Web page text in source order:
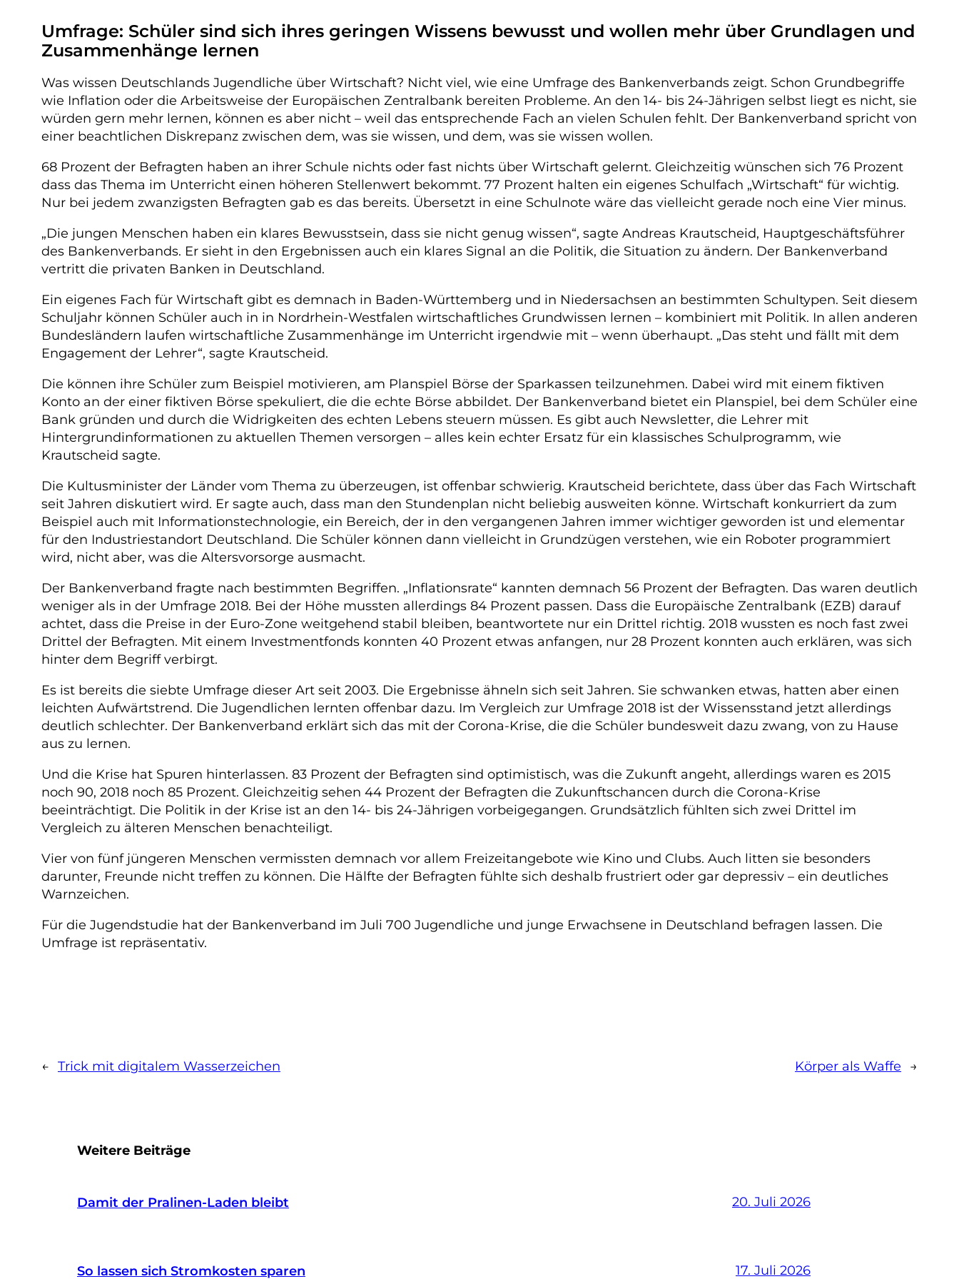
Umfrage: Schüler sind sich ihres geringen Wissens bewusst und wollen mehr über Grundlagen und
Zusammenhänge lernen
Was wissen Deutschlands Jugendliche über Wirtschaft? Nicht viel, wie eine Umfrage des Bankenverbands zeigt. Schon Grundbegriffe
wie Inflation oder die Arbeitsweise der Europäischen Zentralbank bereiten Probleme. An den 14- bis 24-Jährigen selbst liegt es nicht, sie
würden gern mehr lernen, können es aber nicht – weil das entsprechende Fach an vielen Schulen fehlt. Der Bankenverband spricht von
einer beachtlichen Diskrepanz zwischen dem, was sie wissen, und dem, was sie wissen wollen.
68 Prozent der Befragten haben an ihrer Schule nichts oder fast nichts über Wirtschaft gelernt. Gleichzeitig wünschen sich 76 Prozent
dass das Thema im Unterricht einen höheren Stellenwert bekommt. 77 Prozent halten ein eigenes Schulfach „Wirtschaft“ für wichtig.
Nur bei jedem zwanzigsten Befragten gab es das bereits. Übersetzt in eine Schulnote wäre das vielleicht gerade noch eine Vier minus.
„Die jungen Menschen haben ein klares Bewusstsein, dass sie nicht genug wissen“, sagte Andreas Krautscheid, Hauptgeschäftsführer
des Bankenverbands. Er sieht in den Ergebnissen auch ein klares Signal an die Politik, die Situation zu ändern. Der Bankenverband
vertritt die privaten Banken in Deutschland.
Ein eigenes Fach für Wirtschaft gibt es demnach in Baden-Württemberg und in Niedersachsen an bestimmten Schultypen. Seit diesem
Schuljahr können Schüler auch in in Nordrhein-Westfalen wirtschaftliches Grundwissen lernen – kombiniert mit Politik. In allen anderen
Bundesländern laufen wirtschaftliche Zusammenhänge im Unterricht irgendwie mit – wenn überhaupt. „Das steht und fällt mit dem
Engagement der Lehrer“, sagte Krautscheid.
Die können ihre Schüler zum Beispiel motivieren, am Planspiel Börse der Sparkassen teilzunehmen. Dabei wird mit einem fiktiven
Konto an der einer fiktiven Börse spekuliert, die die echte Börse abbildet. Der Bankenverband bietet ein Planspiel, bei dem Schüler eine
Bank gründen und durch die Widrigkeiten des echten Lebens steuern müssen. Es gibt auch Newsletter, die Lehrer mit
Hintergrundinformationen zu aktuellen Themen versorgen – alles kein echter Ersatz für ein klassisches Schulprogramm, wie
Krautscheid sagte.
Die Kultusminister der Länder vom Thema zu überzeugen, ist offenbar schwierig. Krautscheid berichtete, dass über das Fach Wirtschaft
seit Jahren diskutiert wird. Er sagte auch, dass man den Stundenplan nicht beliebig ausweiten könne. Wirtschaft konkurriert da zum
Beispiel auch mit Informationstechnologie, ein Bereich, der in den vergangenen Jahren immer wichtiger geworden ist und elementar
für den Industriestandort Deutschland. Die Schüler können dann vielleicht in Grundzügen verstehen, wie ein Roboter programmiert
wird, nicht aber, was die Altersvorsorge ausmacht.
Der Bankenverband fragte nach bestimmten Begriffen. „Inflationsrate“ kannten demnach 56 Prozent der Befragten. Das waren deutlich
weniger als in der Umfrage 2018. Bei der Höhe mussten allerdings 84 Prozent passen. Dass die Europäische Zentralbank (EZB) darauf
achtet, dass die Preise in der Euro-Zone weitgehend stabil bleiben, beantwortete nur ein Drittel richtig. 2018 wussten es noch fast zwei
Drittel der Befragten. Mit einem Investmentfonds konnten 40 Prozent etwas anfangen, nur 28 Prozent konnten auch erklären, was sich
hinter dem Begriff verbirgt.
Es ist bereits die siebte Umfrage dieser Art seit 2003. Die Ergebnisse ähneln sich seit Jahren. Sie schwanken etwas, hatten aber einen
leichten Aufwärtstrend. Die Jugendlichen lernten offenbar dazu. Im Vergleich zur Umfrage 2018 ist der Wissensstand jetzt allerdings
deutlich schlechter. Der Bankenverband erklärt sich das mit der Corona-Krise, die die Schüler bundesweit dazu zwang, von zu Hause
aus zu lernen.
Und die Krise hat Spuren hinterlassen. 83 Prozent der Befragten sind optimistisch, was die Zukunft angeht, allerdings waren es 2015
noch 90, 2018 noch 85 Prozent. Gleichzeitig sehen 44 Prozent der Befragten die Zukunftschancen durch die Corona-Krise
beeinträchtigt. Die Politik in der Krise ist an den 14- bis 24-Jährigen vorbeigegangen. Grundsätzlich fühlten sich zwei Drittel im
Vergleich zu älteren Menschen benachteiligt.
Vier von fünf jüngeren Menschen vermissten demnach vor allem Freizeitangebote wie Kino und Clubs. Auch litten sie besonders
darunter, Freunde nicht treffen zu können. Die Hälfte der Befragten fühlte sich deshalb frustriert oder gar depressiv – ein deutliches
Warnzeichen.
Für die Jugendstudie hat der Bankenverband im Juli 700 Jugendliche und junge Erwachsene in Deutschland befragen lassen. Die
Umfrage ist repräsentativ.
← Trick mit digitalem Wasserzeichen Körper als Waffe →
Weitere Beiträge
Damit der Pralinen-Laden bleibt 20. Juli 2026
So lassen sich Stromkosten sparen 17. Juli 2026